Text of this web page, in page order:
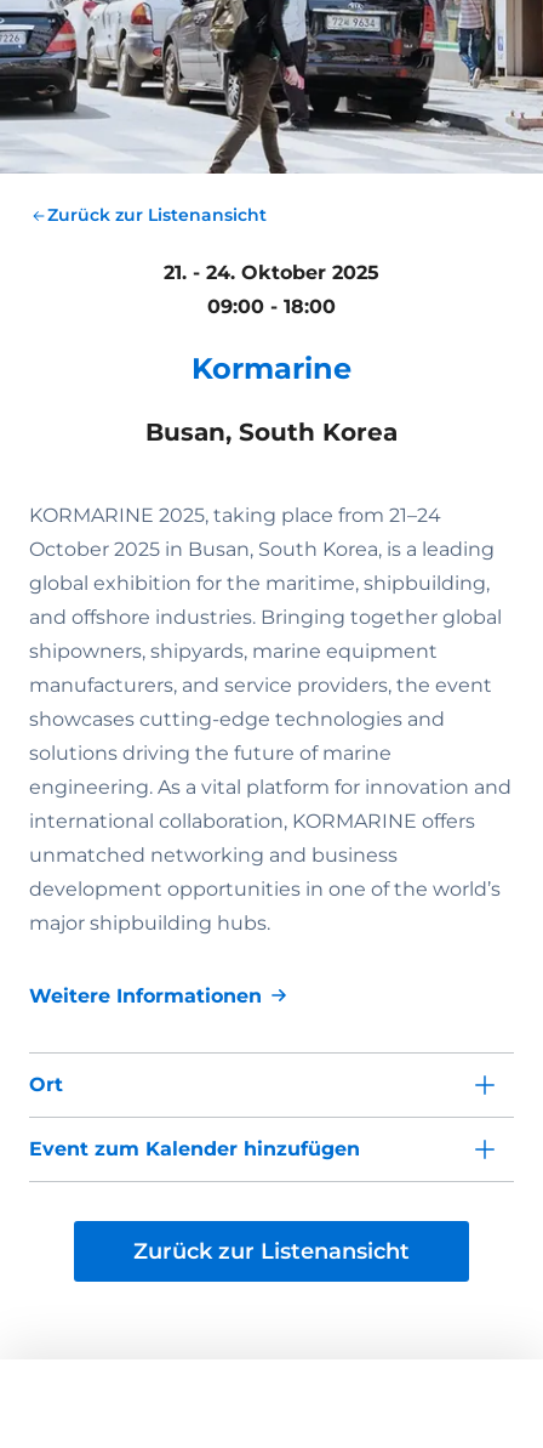
Zurück zur Listenansicht
21. - 24. Oktober 2025
09:00 - 18:00
Kormarine
Busan, South Korea
KORMARINE 2025, taking place from 21–24
October 2025 in Busan, South Korea, is a leading
global exhibition for the maritime, shipbuilding,
and offshore industries. Bringing together global
shipowners, shipyards, marine equipment
manufacturers, and service providers, the event
showcases cutting-edge technologies and
solutions driving the future of marine
engineering. As a vital platform for innovation and
international collaboration, KORMARINE offers
unmatched networking and business
development opportunities in one of the world’s
major shipbuilding hubs.
Weitere Informationen
Ort
Event zum Kalender hinzufügen
Zurück zur Listenansicht